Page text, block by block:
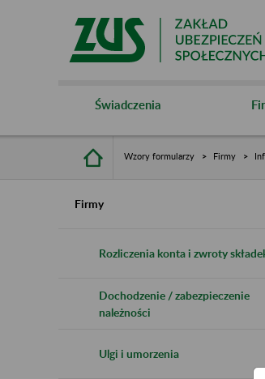
Świadczenia
Wzory formularzy Firmy
Firmy
Rozliczenia konta i zwroty
Dochodzenie / zabezpieczenie
należności
Ulgi i umorzenia